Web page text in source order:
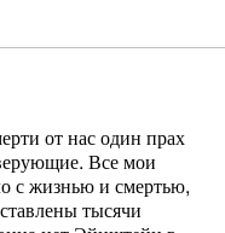
от нас один прах
Все мои
с жизнью и смертью,
тысячи